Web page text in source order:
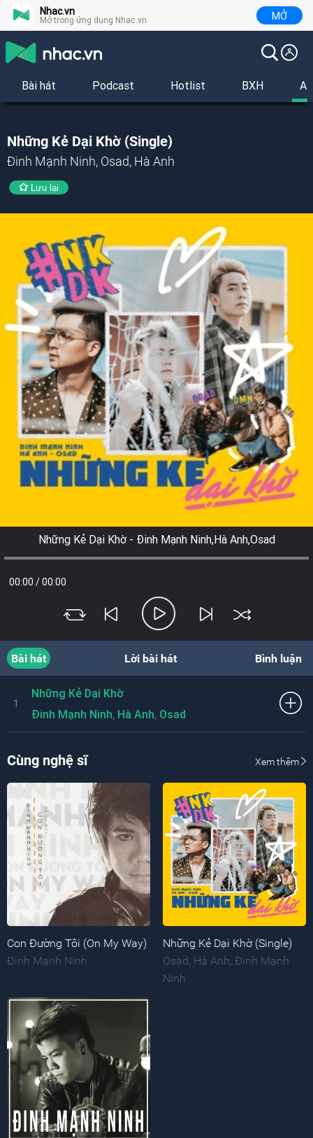
Nhac.vn
Mở trong ứng dụng Nhac.vn MỞ
Bài hát Podcast Hotlist BXH
Những Kẻ Dại Khờ (Single)
Đinh Mạnh Ninh, Osad, Hà Anh
Lưu lại
Những Kẻ Dại Khờ - Đinh Mạnh Ninh,Hà Anh,Osad
00:00 /00:00
Bài hát Lời bài hát Bình luận
1
Những Kẻ Dại Khờ
Đinh Mạnh Ninh, Hà Anh, Osad
Cùng nghệ sĩ Xem thêm
Con Đường Tôi (On My Way)
Đinh Mạnh Ninh
Những Kẻ Dại Khờ (Single)
Osad, Hà Anh, Đinh Mạnh
Ninh